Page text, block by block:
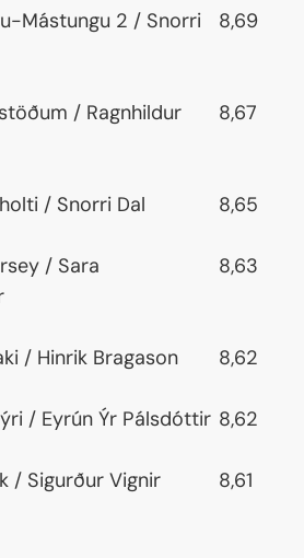
Mástungu 2 / Snorri
8,69
/ Ragnhildur
8,67
/ Snorri Dal 8,65
/ Sara
8,63
/ Hinrik Bragason 8,62
/ Eyrún Ýr Pálsdóttir 8,62
/ Sigurður Vignir
8,61